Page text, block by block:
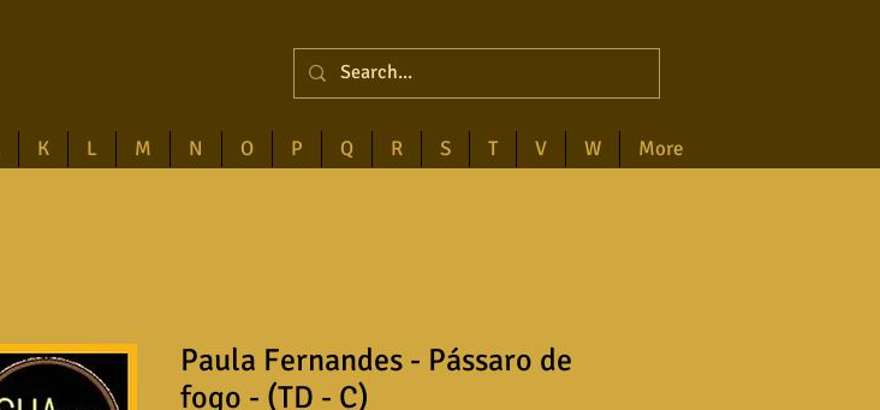
K L M N O P Q R S T V W More
Paula Fernandes - Pássaro de
fogo - (TD - C)